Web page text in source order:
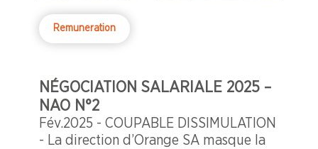
Remuneration
NÉGOCIATION SALARIALE 2025 –
NAO N°2
Fév.2025 - COUPABLE DISSIMULATION
- La direction d’Orange SA masque la